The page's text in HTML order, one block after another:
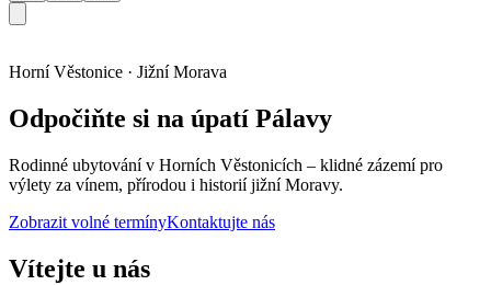
Horní Věstonice · Jižní Morava
Odpočiňte si na úpatí Pálavy
Rodinné ubytování v Horních Věstonicích – klidné zázemí pro
výlety za vínem, přírodou i historií jižní Moravy.
Zobrazit volné termínyKontaktujte nás
Vítejte u nás